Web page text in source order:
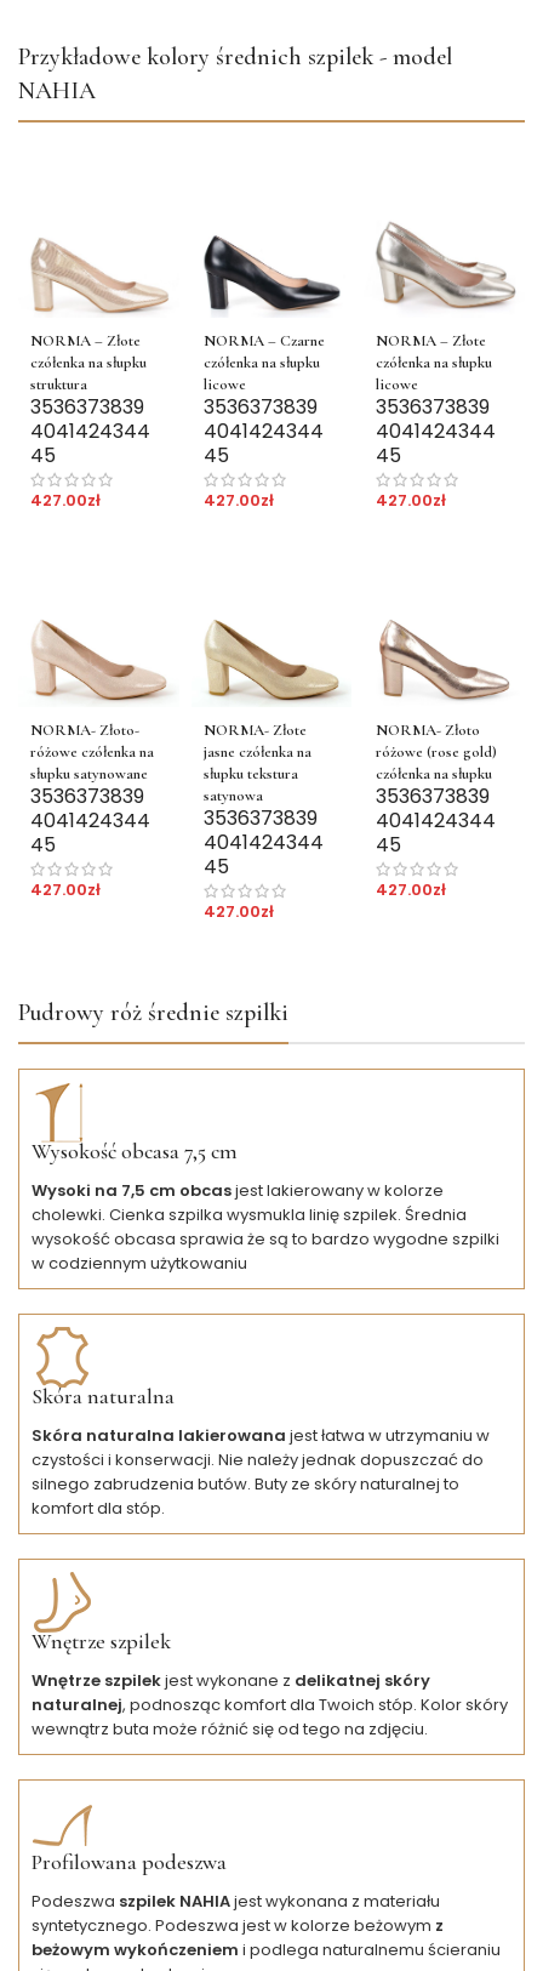
Przykładowe kolory średnich szpilek - model
NAHIA
NORMA – Złote
czółenka na słupku
struktura
3536373839
4041424344
45
427.00zł
NORMA – Czarne
czółenka na słupku
licowe
3536373839
4041424344
45
427.00zł
NORMA – Złote
czółenka na słupku
licowe
3536373839
4041424344
45
427.00zł
NORMA- Złoto-
różowe czółenka na
słupku satynowane
3536373839
4041424344
45
427.00zł
NORMA- Złote
jasne czółenka na
słupku tekstura
satynowa
3536373839
4041424344
45
427.00zł
NORMA- Złoto
różowe (rose gold)
czółenka na słupku
3536373839
4041424344
45
427.00zł
Pudrowy róż średnie szpilki
Wysokość obcasa 7,5 cm
Wysoki na 7,5 cm obcasjest lakierowany w kolorze
cholewki. Cienka szpilka wysmukla linię szpilek. Średnia
wysokość obcasa sprawia że są to bardzo wygodne szpilki
w codziennym użytkowaniu
Skóra naturalna
Skóra naturalna lakierowana jest łatwa w utrzymaniu w
czystości i konserwacji. Nie należy jednak dopuszczać do
silnego zabrudzenia butów. Buty ze skóry naturalnej to
komfort dla stóp.
Wnętrze szpilek
Wnętrze szpilekjest wykonane z delikatnej skóry
naturalnej, podnosząc komfort dla Twoich stóp. Kolor skóry
wewnątrz buta może różnić się od tego na zdjęciu.
Profilowana podeszwa
Podeszwa szpilek NAHIAjest wykonana z materiału
syntetycznego. Podeszwa jest w kolorze beżowym z
beżowym wykończeniem i podlega naturalnemu ścieraniu